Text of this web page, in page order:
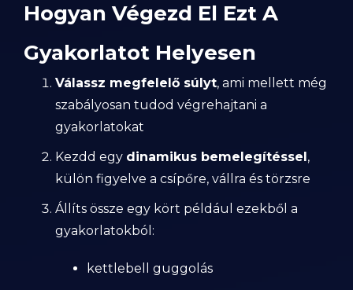
Hogyan Végezd El Ezt A
Gyakorlatot Helyesen
Válassz megfelelő súlyt, ami mellett még
szabályosan tudod végrehajtani a
gyakorlatokat
Kezdd egy dinamikus bemelegítéssel,
külön figyelve a csípőre, vállra és törzsre
Állíts össze egy kört például ezekből a
gyakorlatokból:
kettlebell guggolás